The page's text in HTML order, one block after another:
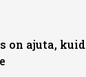
on ajuta, kuid